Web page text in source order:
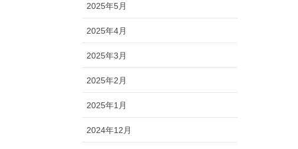
2025年5月
2025年4月
2025年3月
2025年2月
2025年1月
2024年12月